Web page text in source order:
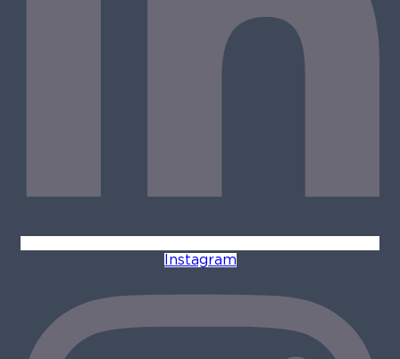
Instagram